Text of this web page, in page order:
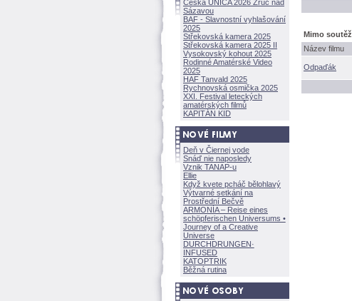
Česká UNICA 2026 Zruč nad
Sázavou
BAF - Slavnostní vyhlašování
2025
Střekovská kamera 2025
Střekovská kamera 2025 II
Vysokovský kohout 2025
Rodinné Amatérské Video
2025
HAF Tanvald 2025
Rychnovská osmička 2025
XXI. Festival leteckých
amatérských filmů
KAPITÁN KID
Deň v Čiernej vode
Snáď nie naposledy
Vznik TANAP-u
Ellie
Když kvete pcháč bělohlavý
Výtvarné setkání na
Prostřední Bečvě
ARMONÍA – Reise eines
schöpferischen Universums •
Journey of a Creative
Universe
DURCHDRUNGEN·
INFUSED
KATOPTRIK
Běžná rutina
Mimo soutěž
Název filmu
Odpaďák